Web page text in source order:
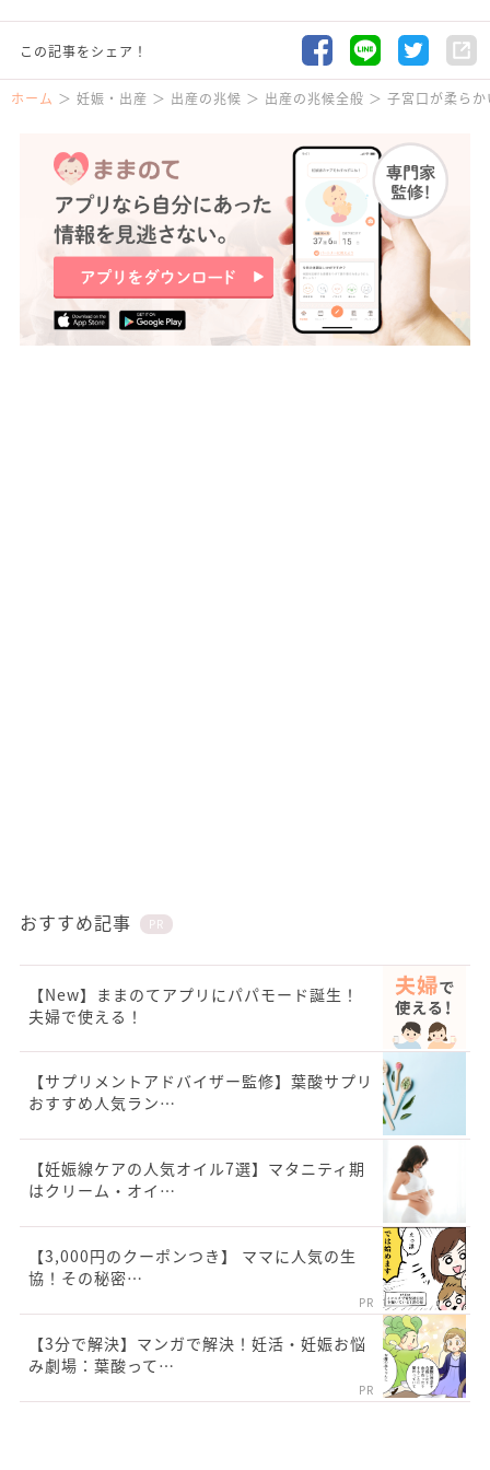
この記事をシェア！
ホーム 妊娠・出産 出産の兆候 出産の兆候全般 子宮口が柔ら
おすすめ記事 PR
【New】ままのてアプリにパパモード誕生！
夫婦で使える！
【サプリメントアドバイザー監修】葉酸サプリ
おすすめ人気ラン…
【妊娠線ケアの人気オイル7選】マタニティ期
はクリーム・オイ…
【3,000円のクーポンつき】 ママに人気の生
協！その秘密…
PR
【3分で解決】マンガで解決！妊活・妊娠お悩
み劇場：葉酸って…
PR